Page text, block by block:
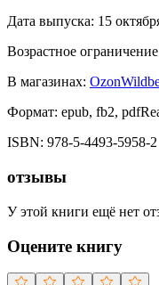
Дата выпуска: 15
Возрастное
В магазинах: Ozon
Формат: epub, fb2,
ISBN: 978-5-4493-5958-2
отзывы
У этой книги ещё нет
Оцените книгу